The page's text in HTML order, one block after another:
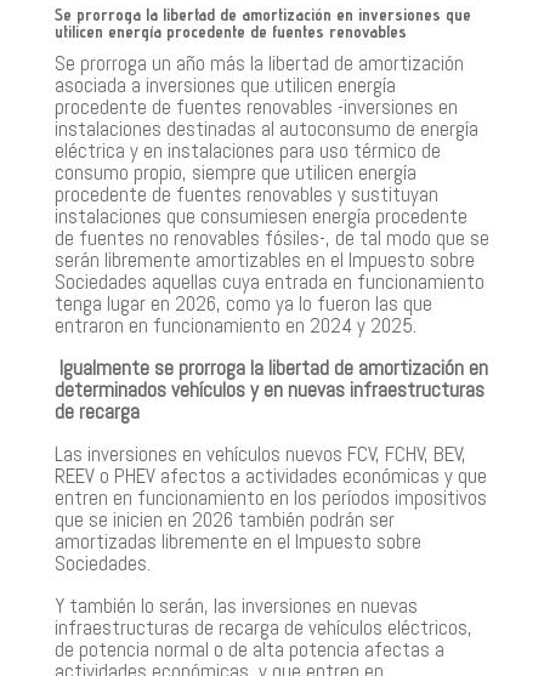
Se prorroga la libertad de amortización en inversiones que
utilicen energía procedente de fuentes renovables
Se prorroga un año más la libertad de amortización
asociada a inversiones que utilicen energía
procedente de fuentes renovables -inversiones en
instalaciones destinadas al autoconsumo de energía
eléctrica y en instalaciones para uso térmico de
consumo propio, siempre que utilicen energía
procedente de fuentes renovables y sustituyan
instalaciones que consumiesen energía procedente
de fuentes no renovables fósiles-, de tal modo que se
serán libremente amortizables en el Impuesto sobre
Sociedades aquellas cuya entrada en funcionamiento
tenga lugar en 2026, como ya lo fueron las que
entraron en funcionamiento en 2024 y 2025.
Igualmente se prorroga la libertad de amortización en
determinados vehículos y en nuevas infraestructuras
de recarga
Las inversiones en vehículos nuevos FCV, FCHV, BEV,
REEV o PHEV afectos a actividades económicas y que
entren en funcionamiento en los períodos impositivos
que se inicien en 2026 también podrán ser
amortizadas libremente en el Impuesto sobre
Sociedades.
Y también lo serán, las inversiones en nuevas
infraestructuras de recarga de vehículos eléctricos,
de potencia normal o de alta potencia afectas a